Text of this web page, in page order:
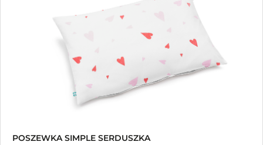
POSZEWKA SIMPLE SERDUSZKA